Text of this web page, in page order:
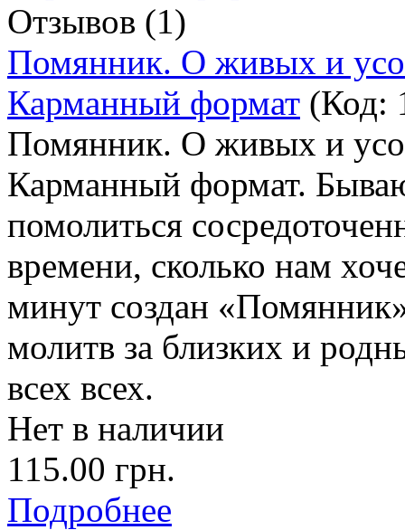
Отзывов (1)
Помянник. О живых и
Карманный формат (Код:
Помянник. О живых и
Карманный формат.
помолиться
времени, сколько нам
минут создан
молитв за близких и
всех всех.
Нет в наличии
115.00 грн.
Подробнее